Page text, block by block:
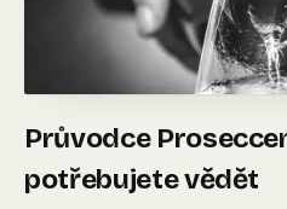
Průvodce
potřebujete vědět